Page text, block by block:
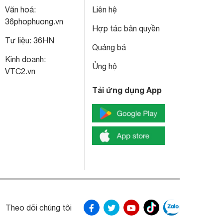
Văn hoá:
36phophuong.vn
Tư liệu: 36HN
Kinh doanh:
VTC2.vn
Liên hệ
Hợp tác bản quyền
Quảng bá
Ủng hộ
Tải ứng dụng App
Theo dõi chúng tôi